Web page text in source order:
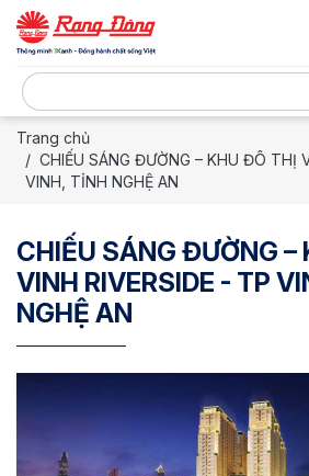
Trang chủ
CHIẾU SÁNG ĐƯỜNG – KHU ĐÔ THỊ
VINH, TỈNH NGHỆ AN
CHIẾU SÁNG ĐƯỜNG –
VINH RIVERSIDE - TP
NGHỆ AN